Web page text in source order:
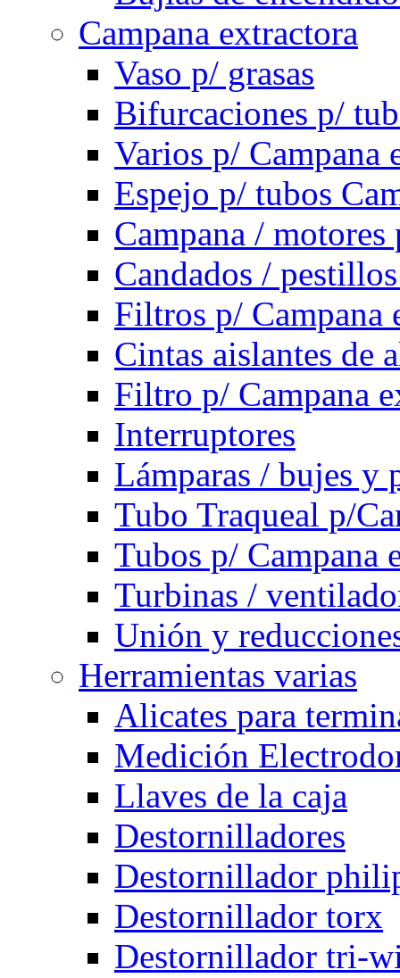
Campana extractora
Vaso p/ grasas
Bifurcaciones p/
Varios p/ Campana
Espejo p/ tubos
Campana /
Candados /
Filtros p/ Campana
Cintas aislantes de
Filtro p/ Campana
Interruptores
Lámparas / bujes y
Tubo Traqueal p/
Tubos p/ Campana
Turbinas /
Unión y
Herramientas varias
Alicates para
Medición
Llaves de la caja
Destornilladores
Destornillador
Destornillador torx
Destornillador tri-